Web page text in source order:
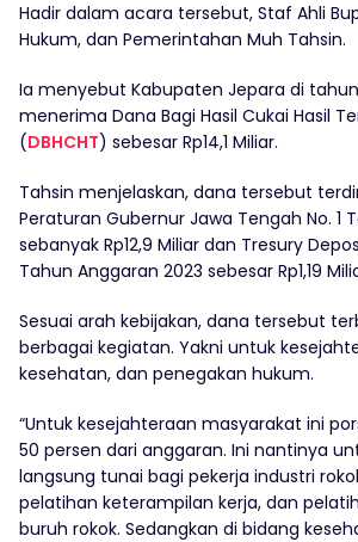
Hadir dalam acara tersebut, Staf Ahli
Hukum, dan Pemerintahan Muh Tahsin.
Ia menyebut Kabupaten Jepara di
menerima Dana Bagi Hasil Cukai Hasil
(DBHCHT) sebesar Rp14,1 Miliar.
Tahsin menjelaskan, dana tersebut
Peraturan Gubernur Jawa Tengah No. 1
sebanyak Rp12,9 Miliar dan Tresury
Tahun Anggaran 2023 sebesar Rp1,19
Sesuai arah kebijakan, dana tersebut
berbagai kegiatan. Yakni untuk
kesehatan, dan penegakan hukum.
“Untuk kesejahteraan masyarakat ini
50 persen dari anggaran. Ini nantinya
langsung tunai bagi pekerja industri
pelatihan keterampilan kerja, dan
buruh rokok. Sedangkan di bidang